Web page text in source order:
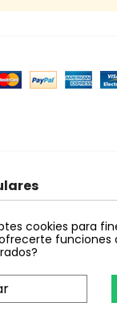
trampa cromática
nematodos
cookies para
funciones